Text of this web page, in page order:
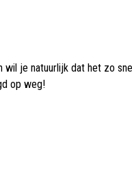
wil je natuurlijk dat het zo
op weg!